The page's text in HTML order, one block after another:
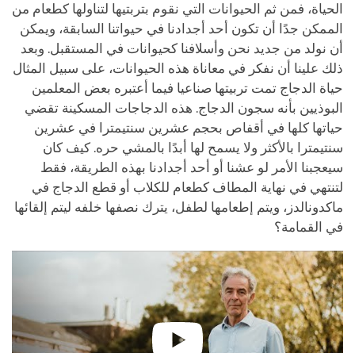
الحياة، فمن ثم الحيوانات التي نقوم بتربتيها لتناولها كطعام من
الممكن جدًا أن تكون أحد أجدادنا في حيواتنا السابقة، ويمكن
أن نولد من جديد نحن وأسلافنا كحيوانات في المستقبل. وبعد
ذلك علينا أن نفكر في معاناة هذه الحيوانات، على سبيل المثال
حياة الدجاج تمت تربيتها صناعيا فيما أعتبره بعض المعلمين
البوذيين بأنه سجون الدجاج. هذه الدجاجات المسكينة تقضي
حياتها كلها في أقفاص بحجم عشرين سنتيمترا في عشرين
سنتيمترا بالأكثر ولا يسمح لها أبدًا بالمشي حره. كيف كان
سيعجبنا الأمر لو عشنا أو أحد أجدادنا بهذه الطريقة، فقط
لتنتهي في نهاية المطاف كطعام للكلاب أو قطع الدجاج في
ماكدونالدز، ويتم إطعامها لطفل، يترك نصفها خلفه ليتم إلقائها
في القمامة؟